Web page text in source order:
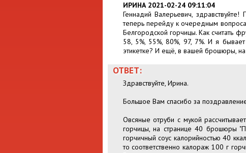
ИРИНА 2021-02-24 09:11:04
Геннадий Валерьевич,
теперь перейду к очередным
Белгородской горчицы. Как считать
58, 5%, 55%, 80%, 97, 7%. И я
этикетке? И ещё, в вашей брошюры, на
ОТВЕТ:
Здравствуйте, Ирина.
Большое Вам спасибо за
Овсяные отруби с мукой
горчицы, на странице 40 брошюры
горчичный соус калорийностью 40
то соответственно калораж 100 г